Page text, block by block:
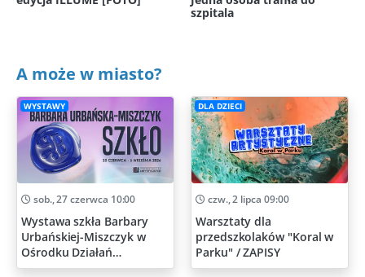
szpitala
A może w miasto?
WYSTAWY
sob., 27 czerwca 10:00
Wystawa szkła Barbary
Urbańskiej-Miszczyk w
Ośrodku Działań
Artystycznych
DLA DZIECI
czw., 2 lipca 09:00
Warsztaty dla
przedszkolaków "Koral w
Parku" / ZAPISY